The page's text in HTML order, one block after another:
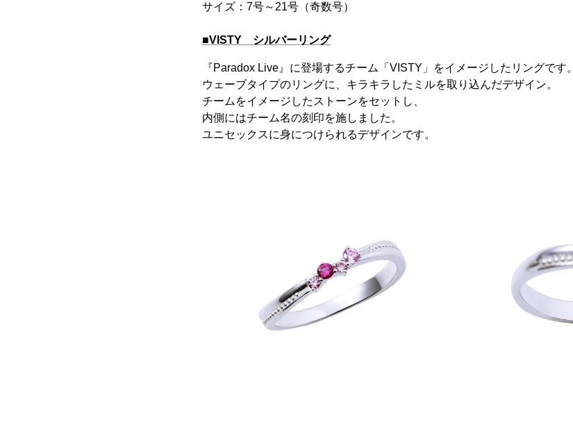
サイズ：7号～21号（奇数号）
■VISTY シルバーリング
『Paradox Live』に登場するチーム「VISTY」をイメージしたリングです。
ウェーブタイプのリングに、キラキラしたミルを取り込んだデザイン。
チームをイメージしたストーンをセットし、
内側にはチーム名の刻印を施しました。
ユニセックスに身につけられるデザインです。